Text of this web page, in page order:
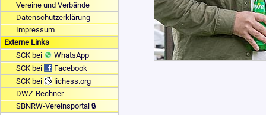
Vereine und Verbände
Datenschutzerklärung
Impressum
Externe Links
SCK bei
WhatsApp
SCK bei
Facebook
SCK bei
lichess.org
DWZ-Rechner
SBNRW-Vereinsportal 🔒